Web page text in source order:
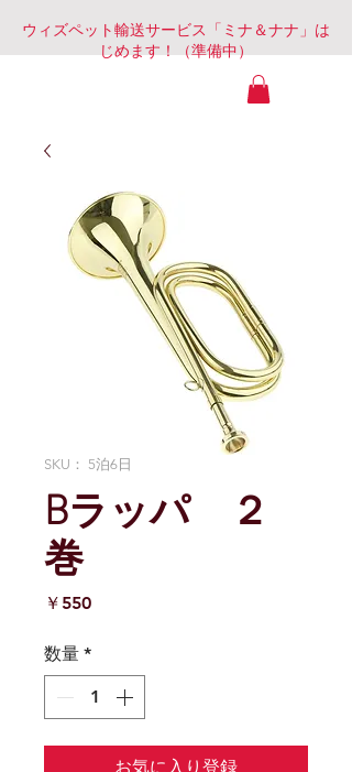
ウィズペット輸送サービス「ミナ＆ナナ」は
じめます！（準備中）
SKU： 5泊6日
Bラッパ ２
巻
￥550価
数量 *
お気に入り登録